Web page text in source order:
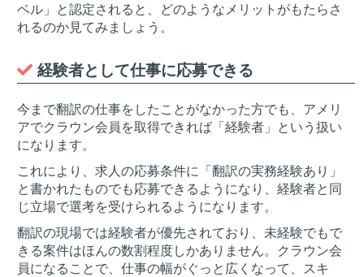
ベル」と認定されると、どのようなメリットがもたらさ
れるのか見てみましょう。
経験者として仕事に応募できる
今まで翻訳の仕事をしたことがなかった方でも、アメリ
アでクラウン会員を取得できれば「経験者」という扱い
になります。
これにより、求人の応募条件に「翻訳の実務経験あり」
と書かれたものでも応募できるようになり、経験者と同
じ立場で選考を受けられるようになります。
翻訳の現場では経験者が優先されており、未経験でもで
きる案件はほんの数割程度しかありません。クラウン会
員になることで、仕事の幅がぐっと広くなって、スキ